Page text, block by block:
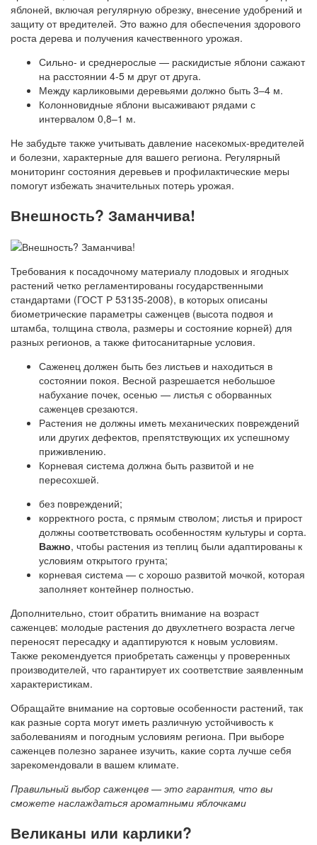
яблоней, включая регулярную обрезку, внесение удобрений и
защиту от вредителей. Это важно для обеспечения здорового
роста дерева и получения качественного урожая.
Сильно- и среднерослые — раскидистые яблони сажают
на расстоянии 4-5 м друг от друга.
Между карликовыми деревьями должно быть 3–4 м.
Колонновидные яблони высаживают рядами с
интервалом 0,8–1 м.
Не забудьте также учитывать давление насекомых-вредителей
и болезни, характерные для вашего региона. Регулярный
мониторинг состояния деревьев и профилактические меры
помогут избежать значительных потерь урожая.
Внешность? Заманчива!
Требования к посадочному материалу плодовых и ягодных
растений четко регламентированы государственными
стандартами (ГОСТ Р 53135-2008), в которых описаны
биометрические параметры саженцев (высота подвоя и
штамба, толщина ствола, размеры и состояние корней) для
разных регионов, а также фитосанитарные условия.
Саженец должен быть без листьев и находиться в
состоянии покоя. Весной разрешается небольшое
набухание почек, осенью — листья с оборванных
саженцев срезаются.
Растения не должны иметь механических повреждений
или других дефектов, препятствующих их успешному
приживлению.
Корневая система должна быть развитой и не
пересохшей.
без повреждений;
корректного роста, с прямым стволом; листья и прирост
должны соответствовать особенностям культуры и сорта.
Важно, чтобы растения из теплиц были адаптированы к
условиям открытого грунта;
корневая система — с хорошо развитой мочкой, которая
заполняет контейнер полностью.
Дополнительно, стоит обратить внимание на возраст
саженцев: молодые растения до двухлетнего возраста легче
переносят пересадку и адаптируются к новым условиям.
Также рекомендуется приобретать саженцы у проверенных
производителей, что гарантирует их соответствие заявленным
характеристикам.
Обращайте внимание на сортовые особенности растений, так
как разные сорта могут иметь различную устойчивость к
заболеваниям и погодным условиям региона. При выборе
саженцев полезно заранее изучить, какие сорта лучше себя
зарекомендовали в вашем климате.
Правильный выбор саженцев — это гарантия, что вы
сможете наслаждаться ароматными яблочками
Великаны или карлики?